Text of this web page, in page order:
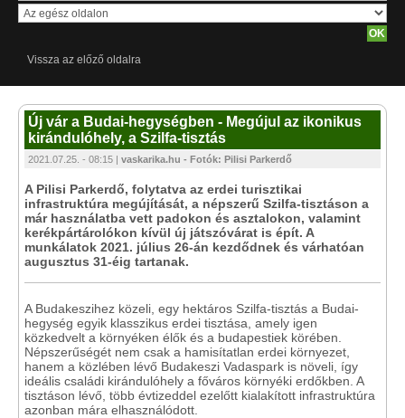
Vissza az előző oldalra
Új vár a Budai-hegységben - Megújul az ikonikus
kirándulóhely, a Szilfa-tisztás
2021.07.25. - 08:15 | vaskarika.hu - Fotók: Pilisi Parkerdő
A Pilisi Parkerdő, folytatva az erdei turisztikai
infrastruktúra megújítását, a népszerű Szilfa-tisztáson a
már használatba vett padokon és asztalokon, valamint
kerékpártárolókon kívül új játszóvárat is épít. A
munkálatok 2021. július 26-án kezdődnek és várhatóan
augusztus 31-éig tartanak.
A Budakeszihez közeli, egy hektáros Szilfa-tisztás a Budai-
hegység egyik klasszikus erdei tisztása, amely igen
közkedvelt a környéken élők és a budapestiek körében.
Népszerűségét nem csak a hamisítatlan erdei környezet,
hanem a közlében lévő Budakeszi Vadaspark is növeli, így
ideális családi kirándulóhely a főváros környéki erdőkben. A
tisztáson lévő, több évtizeddel ezelőtt kialakított infrastruktúra
azonban mára elhasználódott.